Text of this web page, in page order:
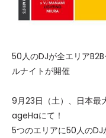
50人のDJが全エリア
ルナイトが開催
9月23日（土）、日本最
ageHaにて！
5つのエリアに50人のDJ